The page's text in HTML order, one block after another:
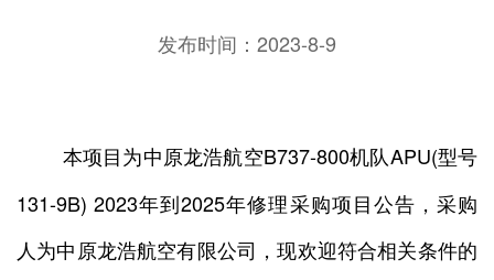
发布时间： 2023-8-9
本项目为中原龙浩航空B737-800机队APU(型号
131-9B) 2023年到2025年修理采购项目公告，采购
人为中原龙浩航空有限公司，现欢迎符合相关条件的